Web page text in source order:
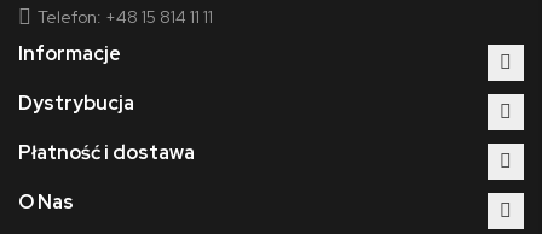
Telefon: +48 15 814 11 11
Informacje
Dystrybucja
Płatność i dostawa
O Nas